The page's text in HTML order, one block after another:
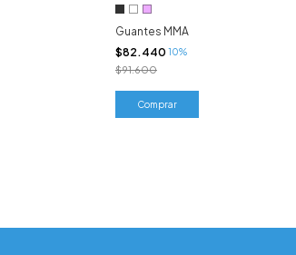
Guantes MMA
$82.440 10%
$91.600
Comprar